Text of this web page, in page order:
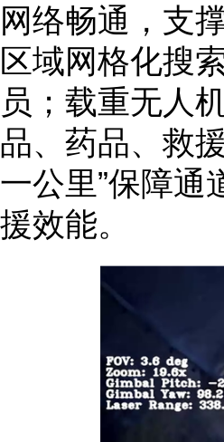
网络畅通，支
区域网格化搜
员；载重无人
品、药品、救
一公里”保障通
援效能。